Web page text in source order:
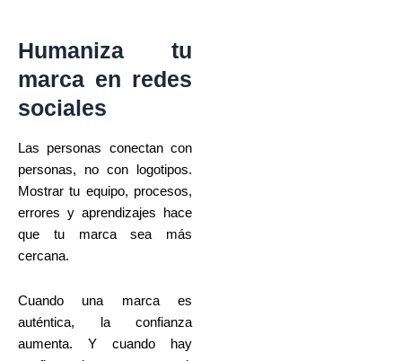
Humaniza tu
marca en redes
sociales
Las personas conectan con
personas, no con logotipos.
Mostrar tu equipo, procesos,
errores y aprendizajes hace
que tu marca sea más
cercana.
Cuando una marca es
auténtica, la confianza
aumenta. Y cuando hay